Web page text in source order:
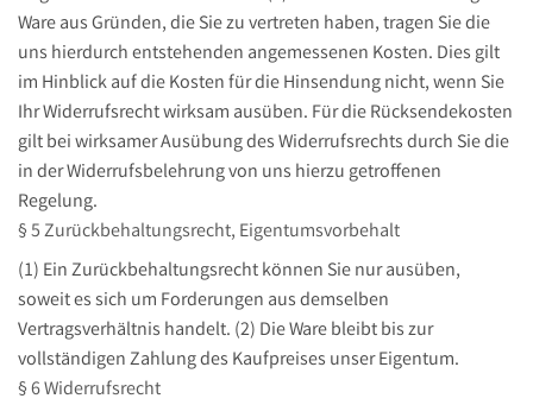
Ware aus Gründen, die Sie zu vertreten haben, tragen Sie die
uns hierdurch entstehenden angemessenen Kosten. Dies gilt
im Hinblick auf die Kosten für die Hinsendung nicht, wenn Sie
Ihr Widerrufsrecht wirksam ausüben. Für die Rücksendekosten
gilt bei wirksamer Ausübung des Widerrufsrechts durch Sie die
in der Widerrufsbelehrung von uns hierzu getroffenen
Regelung.
§ 5 Zurückbehaltungsrecht, Eigentumsvorbehalt
(1) Ein Zurückbehaltungsrecht können Sie nur ausüben,
soweit es sich um Forderungen aus demselben
Vertragsverhältnis handelt. (2) Die Ware bleibt bis zur
vollständigen Zahlung des Kaufpreises unser Eigentum.
§ 6 Widerrufsrecht